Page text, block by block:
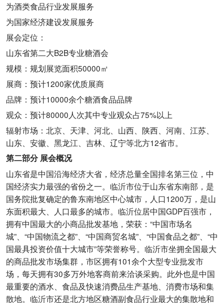
为酒类食品行业发展服务
为国家经济建设发展服务
展会定位：
山东省第二大B2B专业糖酒会
规模：规划展览面积50000㎡
展商：预计1200家优质展商
品牌：预计10000余个糖酒食品品牌
观众：预计80000人次其中专业观众占75%以上
辐射市场：北京、天津、河北、山西、陕西、河南、江苏、
山东、安徽、黑龙江、吉林、辽宁等北方12省市。
第二部分 展会概况
山东省是中国沿海经济大省，经济总量全国排名第三位，中
国经济实力最强的省份之一。临沂市位于山东省东南部，是
国务院批复确定的鲁东南地区中心城市，人口1200万，是山
东面积最大、人口最多的城市。临沂位居中国GDP百强市，
拥有中国最大的小商品批发基地，荣获：“中国市场名
城”、“中国物流之都”、“中国商贸名城”、“中国食品之都”、“中
国最具投资价值十大城市”等荣誉称号。临沂市坐拥全国最大
的商品批发市场集群，市区拥有101余个大型专业批发市
场，每天拥有30多万外地客商前来洽谈采购。此外也是中国
最重要的酒水、食品及快速消费品生产基地、消费市场和集
散地。临沂市还是北方地区糖酒副食品行业最大的集散地和